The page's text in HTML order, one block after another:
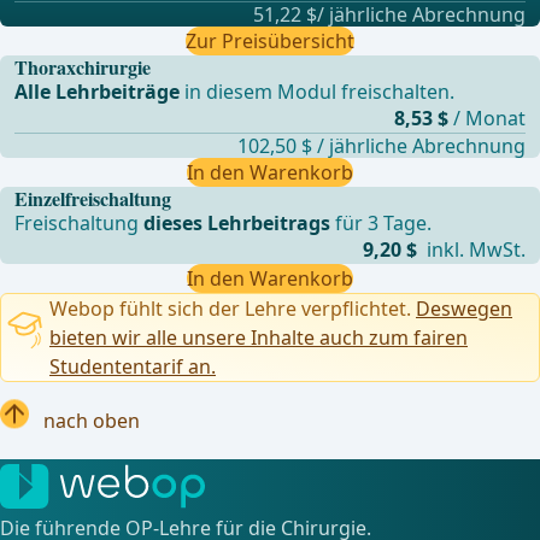
Einzelfreischaltung
Freischaltungdieses Lehrbeitragsfür 3 Tage.
9,20 $ inkl. MwSt.
In den Warenkorb
51,22 $/ jährliche Abrechnung
Zur Preisübersicht
Thoraxchirurgie
Alle Lehrbeiträge in diesem Modul freischalten.
8,53 $/ Monat
102,50 $ / jährliche Abrechnung
In den Warenkorb
Webop fühlt sich der Lehre verpflichtet. Deswegen
bieten wir alle unsere Inhalte auch zum fairen
Studententarif an.
nach oben
Die führende OP-Lehre für die Chirurgie.